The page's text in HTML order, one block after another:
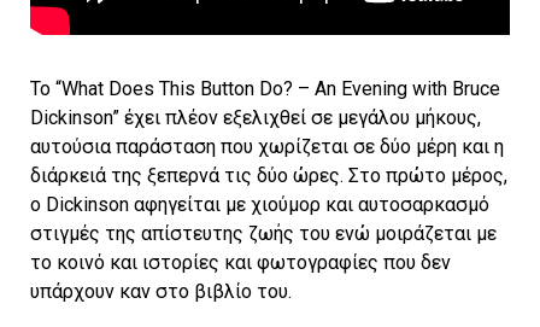
Το “What Does This Button Do? – An Evening with Bruce
Dickinson” έχει πλέον εξελιχθεί σε μεγάλου μήκους,
αυτούσια παράσταση που χωρίζεται σε δύο μέρη και η
διάρκειά της ξεπερνά τις δύο ώρες. Στο πρώτο μέρος,
ο Dickinson αφηγείται με χιούμορ και αυτοσαρκασμό
στιγμές της απίστευτης ζωής του ενώ μοιράζεται με
το κοινό και ιστορίες και φωτογραφίες που δεν
υπάρχουν καν στο βιβλίο του.